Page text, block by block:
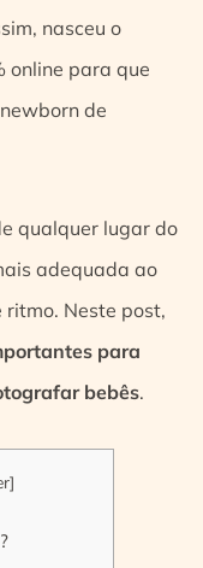
nasceu o
online para que
de
qualquer lugar do
adequada ao
ritmo. Neste post,
para
bebês.
]